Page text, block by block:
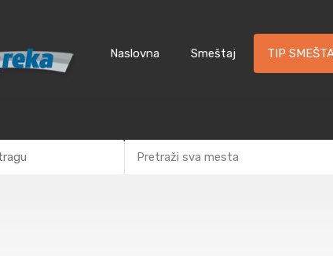
Naslovna Smeštaj TIP
Pretraži sva mesta